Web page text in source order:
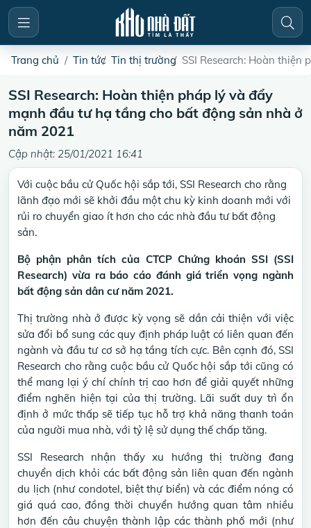
Trang chủ Tin tức Tin thị trường SSI Research: Hoàn
SSI Research: Hoàn thiện pháp lý và đẩy
mạnh đầu tư hạ tầng cho bất động sản nhà ở
năm 2021
Cập nhật: 25/01/2021 16:41
Với cuộc bầu cử Quốc hội sắp tới, SSI Research cho rằng
lãnh đạo mới sẽ khởi đầu một chu kỳ kinh doanh mới với
rủi ro chuyển giao ít hơn cho các nhà đầu tư bất động
sản.
Bộ phận phân tích của CTCP Chứng khoán SSI (SSI
Research) vừa ra báo cáo đánh giá triển vọng ngành
bất động sản dân cư năm 2021.
Thị trường nhà ở được kỳ vọng sẽ dần cải thiện với việc
sửa đổi bổ sung các quy định pháp luật có liên quan đến
ngành và đầu tư cơ sở hạ tầng tích cực. Bên cạnh đó, SSI
Research cho rằng cuộc bầu cử Quốc hội sắp tới cũng có
thể mang lại ý chí chính trị cao hơn để giải quyết những
điểm nghẽn hiện tại của thị trường. Lãi suất duy trì ổn
định ở mức thấp sẽ tiếp tục hỗ trợ khả năng thanh toán
của người mua nhà, với tỷ lệ sử dụng thế chấp tăng.
SSI Research nhận thấy xu hướng thị trường đang
chuyển dịch khỏi các bất động sản liên quan đến ngành
du lịch (như condotel, biệt thự biển) và các điểm nóng có
giá quá cao, đồng thời chuyển hướng quan tâm nhiều
hơn đến câu chuyện thành lập các thành phố mới (như